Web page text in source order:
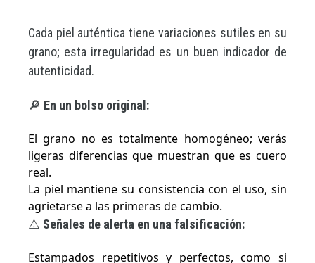
Cada piel auténtica tiene variaciones sutiles en su
grano; esta irregularidad es un buen indicador de
autenticidad.
🔎 En un bolso original:
El grano no es totalmente homogéneo; verás
ligeras diferencias que muestran que es cuero
real.
La piel mantiene su consistencia con el uso, sin
agrietarse a las primeras de cambio.
⚠️ Señales de alerta en una falsificación:
Estampados repetitivos y perfectos, como si